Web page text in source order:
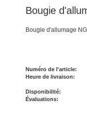
Bougie
Bougie d'allumage
Numéro de l'article:
Heure de livraison:
Disponibilité:
Évaluations: